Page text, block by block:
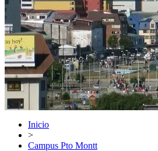
Inicio
>
Campus Pto Montt